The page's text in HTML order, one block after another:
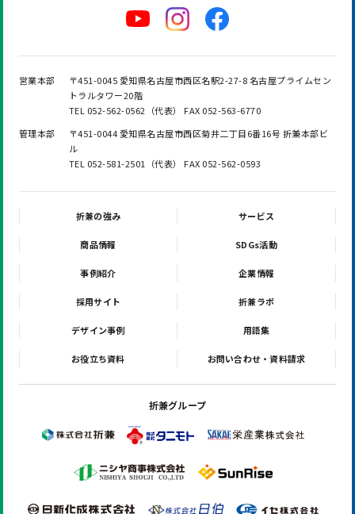
営業本部
〒451-0045 愛知県名古屋市西区名駅2-27-8 名古屋プライムセン
トラルタワー20階
TEL 052-562-0562（代表） FAX 052-563-6770
管理本部
〒451-0044 愛知県名古屋市西区菊井二丁目6番16号 折兼本部ビ
ル
TEL 052-581-2501（代表） FAX 052-562-0593
折兼の強み サービス
商品情報 SDGs活動
事例紹介 企業情報
採用サイト 折兼ラボ
デザイン事例 用語集
お役立ち資料 お問い合わせ・資料請求
折兼グループ